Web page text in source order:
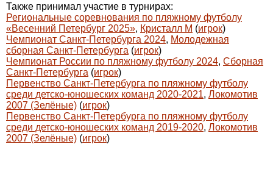
Также принимал участие в турнирах:
Региональные соревнования по пляжному футболу
«Весенний Петербург 2025», Кристалл М (игрок)
Чемпионат Санкт-Петербурга 2024, Молодежная
сборная Санкт-Петербурга (игрок)
Чемпионат России по пляжному футболу 2024, Сборная
Санкт-Петербурга (игрок)
Первенство Санкт-Петербурга по пляжному футболу
среди детско-юношеских команд 2020-2021, Локомотив
2007 (Зелёные) (игрок)
Первенство Санкт-Петербурга по пляжному футболу
среди детско-юношеских команд 2019-2020, Локомотив
2007 (Зелёные) (игрок)